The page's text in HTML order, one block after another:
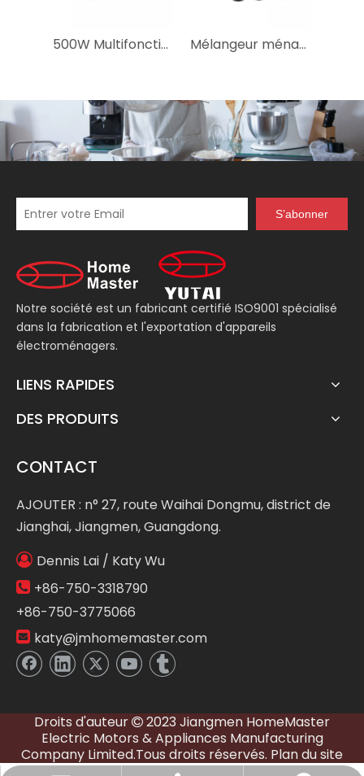
500W Multifonction Electric Industrial Commercial Commercial Food Upward Mélangeur ménager électrique multifonction 700W, appareils de cuisine, robot culinaire
S’abonner
Notre société est un fabricant certifié ISO9001 spécialisé
dans la fabrication et l'exportation d'appareils
électroménagers.
LIENS RAPIDES
DES PRODUITS
CONTACT
AJOUTER : n° 27, route Waihai Dongmu, district de
Jianghai, Jiangmen, Guangdong.
 Dennis Lai / Katy Wu
 +86-750-3318790
+86-750-3775066
 katy@jmhomemaster.com
Droits d'auteur  2023 Jiangmen HomeMaster
Electric Motors & Appliances Manufacturing
Company Limited.Tous droits réservés. Plan du site